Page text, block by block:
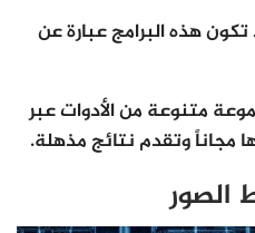
هذه البرامج عبارة عن
متنوعة من الأدوات عبر
مجاناً وتقدم نتائج مذهلة.